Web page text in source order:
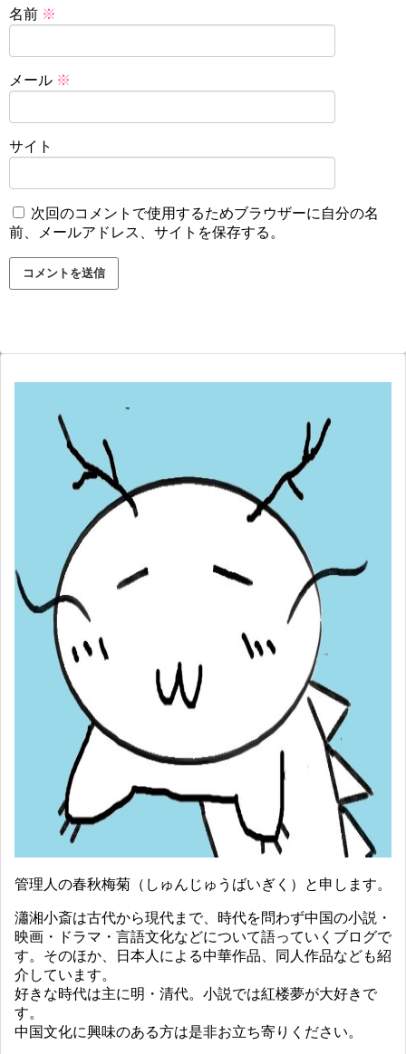
名前 ※
メール ※
サイト
次回のコメントで使用するためブラウザーに自分の名
前、メールアドレス、サイトを保存する。
管理人の春秋梅菊（しゅんじゅうばいぎく）と申します。
瀟湘小斎は古代から現代まで、時代を問わず中国の小説・
映画・ドラマ・言語文化などについて語っていくブログで
す。そのほか、日本人による中華作品、同人作品なども紹
介しています。
好きな時代は主に明・清代。小説では紅楼夢が大好きで
す。
中国文化に興味のある方は是非お立ち寄りください。